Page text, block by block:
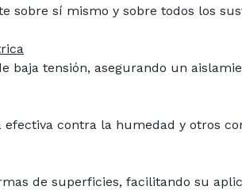
sobre sí mismo y sobre todos los
baja tensión, asegurando un
efectiva contra la humedad y otros
de superficies, facilitando su